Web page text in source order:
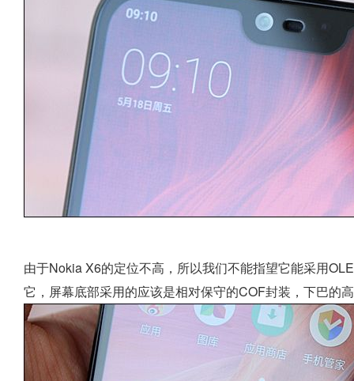
由于Nokia X6的定位不高，所以我们不能指望它能采用
它，屏幕底部采用的应该是相对保守的COF封装，下巴的